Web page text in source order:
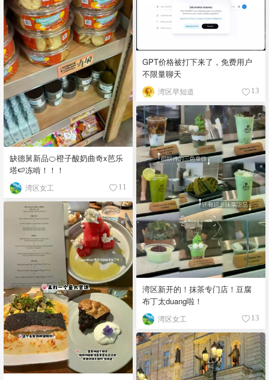
GPT价格被打下来了，免费用户
不限量聊天
湾区早知道 13
缺德舅新品🍊橙子酸奶曲奇x芭乐
塔🍉冻啃！！！
湾区女工 11
湾区新开的！抹茶专门店！豆腐
布丁太duang啦！
湾区女工 13